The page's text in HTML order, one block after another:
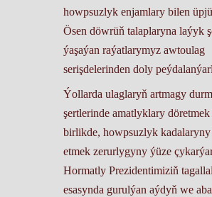
howpsuzlyk enjamlary bilen
Ösen döwrüň talaplaryna laýyk
ýaşaýan raýatlarymyz awtoulag
serişdelerinden doly
Ýollarda ulaglaryň artmagy
şertlerinde amatlyklary
birlikde, howpsuzlyk
etmek zerurlygyny ýüze
Hormatly Prezidentimiziň
esasynda gurulýan aýdyň we